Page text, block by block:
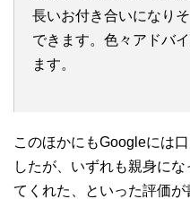
長いお付き合いになり
できます。色々アドバ
ます。
このほかにもGoogleには
したが、いずれも親身に
てくれた、といった評価